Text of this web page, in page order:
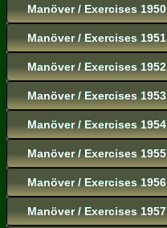
Manöver / Exercises 1950
Manöver / Exercises 1951
Manöver / Exercises 1952
Manöver / Exercises 1953
Manöver / Exercises 1954
Manöver / Exercises 1955
Manöver / Exercises 1956
Manöver / Exercises 1957